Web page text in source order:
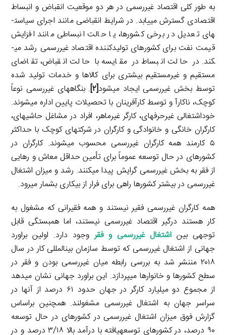
به طور کلی اقتصاد غیررسمی در هر دو موقعیت انقباض و انبساط
اقتصادی گسترش می­یابد. در شرایط انقباضی مانند اجرای سیاست­­
های تعدیل در برخی کشورها، یا حالت انبساطی مانند افزایش
قیمت نفت برای کشورهای تولیدکننده اقتصاد غیررسمی رشد می­
کند. در حالت انبساط در مقایسه با حالت انقباض، تقاضای
مستقیم و غیرمستقیم بیشتری برای کالاها و خدمات تولید شده
توسط بخش غیررسمی ایجاد می­شود[۲] . بنگاه­های غیررسمی نوعاً
کوچک، ناکارآ و توسط کارآفرینان با تحصیلات پایین اداره می­شوند.
خوداشتغالی غیرحرفه­ای، کارگر غیرماهر، افراد در مشاغل حاشیه­ای،
کارگران خانگی و خانوادگی و کارگران در شرکت­های کوچک با حداکثر
۵ کارمند همه کارگران غیررسمی محسوب می­شوند. کارگران در
کشورهای در حال توسعه عموماً برای تأمین حداقل معاش و رهایی
از فقر به بخش غیررسمی گرایش پیدا می­کنند. رشد و میزان اشتغال
غیررسمی در بیشتر کشورها راهی برای فرار از بیکاری بشمار می­رود.
همه کارگران غیررسمی فقیر نیستند و همه فقیرانی که مشغول به
کار هستند درگیر اقتصاد غیررسمی نیستند، اما هم­بستگی قابل
توجهی بین اشتغال غیررسمی و فقروجود دارد. اولین براورد
جهانی از اشتغال غیررسمی که توسط سازمان بین­المللی کار در سال
۲۰۱۸ مننشر شد به بررسی رابطه میان غیررسمی بودن و فقر در
سطح کشورها و خانوارها می­پردازد. این براورد جهانی نشان می­دهد
از مجموع دو میلیارد کارگر در جهان حدود ۶۱ درصد از آن­ها در
سراسر جهان به اشتغال غیررسمی مشغولند. همچنین براساس
گزارش فوق میزان اشتغال غیررسمی در کشورهای در حال توسعه
۹۰ درصد، در کشورهای توسعه­یافته با درآمد بالا ۳/۱۸ درصد و در